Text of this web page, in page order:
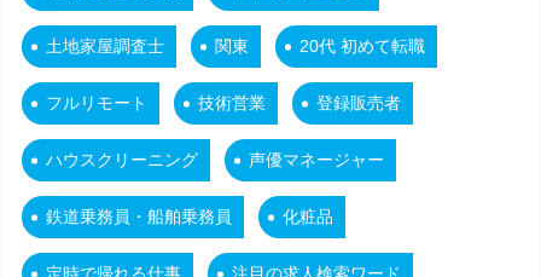
土地家屋調査士 関東 20代 初めて転職
フルリモート 技術営業 登録販売者
ハウスクリーニング 声優マネージャー
鉄道乗務員・船舶乗務員 化粧品